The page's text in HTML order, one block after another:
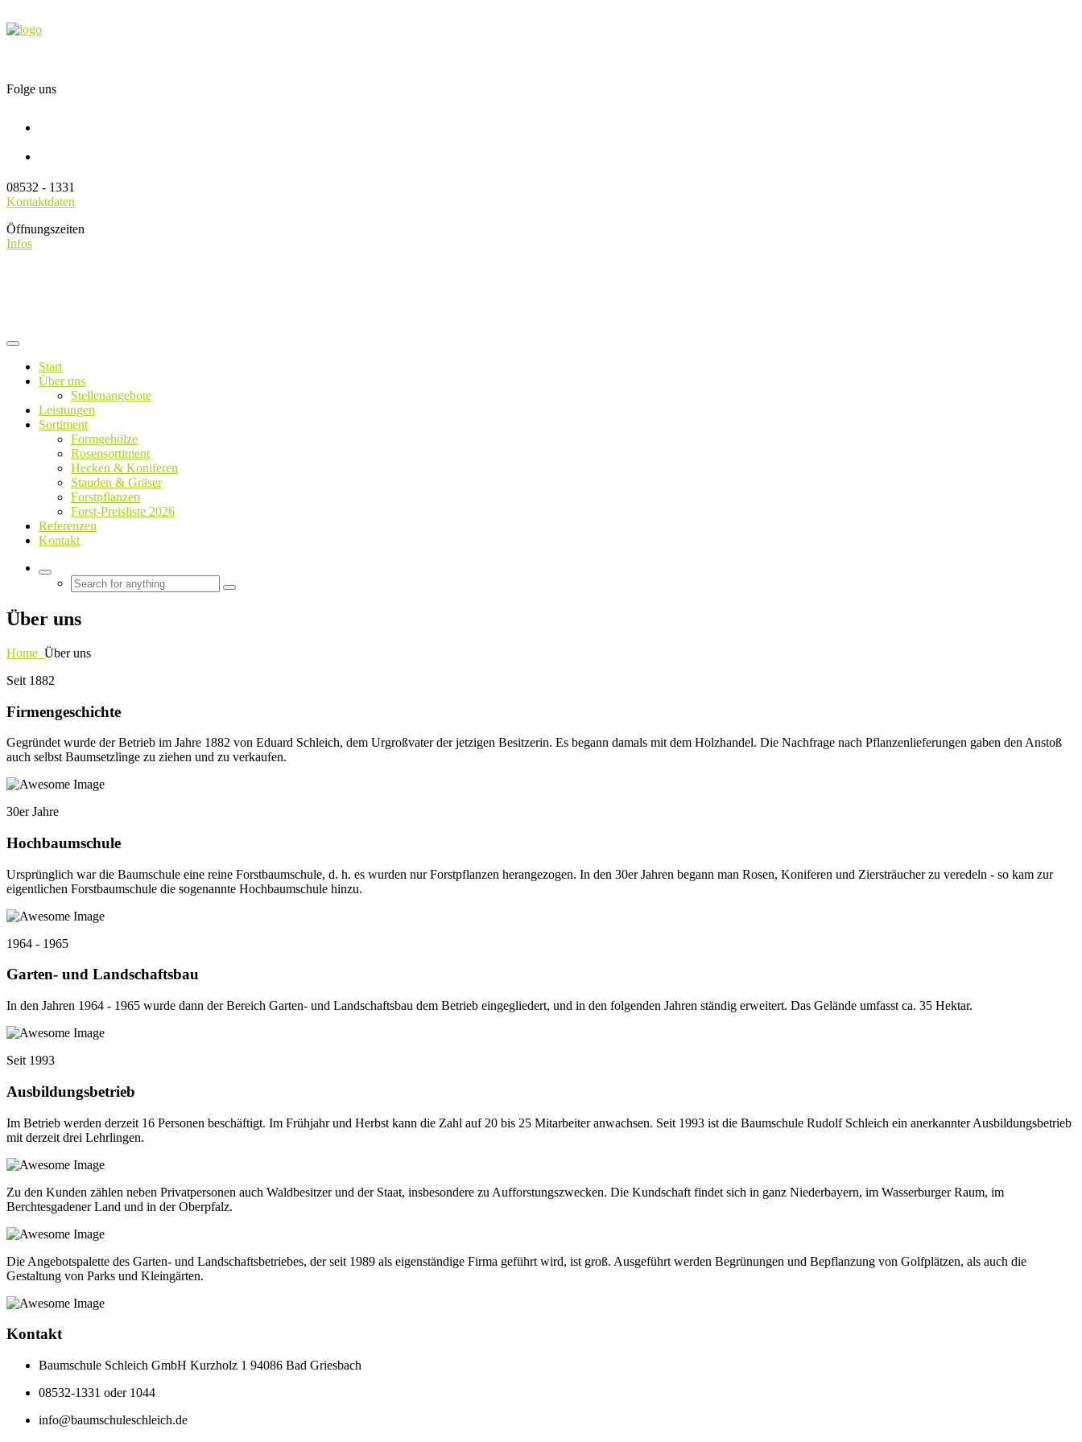
Folge uns
08532 - 1331
Kontaktdaten
Öffnungszeiten
Infos
Start
Über uns
Stellenangebote
Leistungen
Sortiment
Formgehölze
Rosensortiment
Hecken & Koniferen
Stauden & Gräser
Forstpflanzen
Forst-Preisliste 2026
Referenzen
Kontakt
Über uns
Home Über uns
Seit 1882
Firmengeschichte
Gegründet wurde der Betrieb im Jahre 1882 von Eduard Schleich, dem Urgroßvater der jetzigen Besitzerin. Es begann damals mit dem Holzhandel. Die Nachfrage nach Pflanzenlieferungen gaben den Anstoß
auch selbst Baumsetzlinge zu ziehen und zu verkaufen.
30er Jahre
Hochbaumschule
Ursprünglich war die Baumschule eine reine Forstbaumschule, d. h. es wurden nur Forstpflanzen herangezogen. In den 30er Jahren begann man Rosen, Koniferen und Ziersträucher zu veredeln - so kam zur
eigentlichen Forstbaumschule die sogenannte Hochbaumschule hinzu.
1964 - 1965
Garten- und Landschaftsbau
In den Jahren 1964 - 1965 wurde dann der Bereich Garten- und Landschaftsbau dem Betrieb eingegliedert, und in den folgenden Jahren ständig erweitert. Das Gelände umfasst ca. 35 Hektar.
Seit 1993
Ausbildungsbetrieb
Im Betrieb werden derzeit 16 Personen beschäftigt. Im Frühjahr und Herbst kann die Zahl auf 20 bis 25 Mitarbeiter anwachsen. Seit 1993 ist die Baumschule Rudolf Schleich ein anerkannter Ausbildungsbetrieb
mit derzeit drei Lehrlingen.
Zu den Kunden zählen neben Privatpersonen auch Waldbesitzer und der Staat, insbesondere zu Aufforstungszwecken. Die Kundschaft findet sich in ganz Niederbayern, im Wasserburger Raum, im
Berchtesgadener Land und in der Oberpfalz.
Die Angebotspalette des Garten- und Landschaftsbetriebes, der seit 1989 als eigenständige Firma geführt wird, ist groß. Ausgeführt werden Begrünungen und Bepflanzung von Golfplätzen, als auch die
Gestaltung von Parks und Kleingärten.
Kontakt
Baumschule Schleich GmbH Kurzholz 1 94086 Bad Griesbach
08532-1331 oder 1044
info@baumschuleschleich.de